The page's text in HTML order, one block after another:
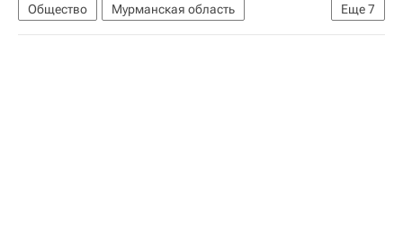
Еще7
Общество
Мурманская область
Жизнь без преград
Мурманск
Весь мир